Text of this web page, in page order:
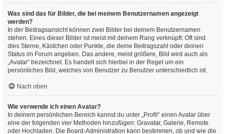
Was sind das für Bilder, die bei meinem Benutzernamen angezeigt
werden?
In der Beitragsansicht können zwei Bilder bei deinem Benutzernamen
stehen. Eines dieser Bilder ist meist mit deinem Rang verknüpft: Oft sind
dies Sterne, Kästchen oder Punkte, die deine Beitragszahl oder deinen
Status im Forum angeben. Das andere, meist größere, Bild wird auch als
„Avatar“ bezeichnet. Es handelt sich hierbei in der Regel um ein
persönliches Bild, welches von Benutzer zu Benutzer unterschiedlich ist.
Nach oben
Wie verwende ich einen Avatar?
In deinem persönlichen Bereich kannst du unter „Profil“ einen Avatar über
eine der folgenden vier Methoden hinzufügen: Gravatar, Galerie, Remote
oder Hochladen. Die Board-Administration kann bestimmen, ob und wie die